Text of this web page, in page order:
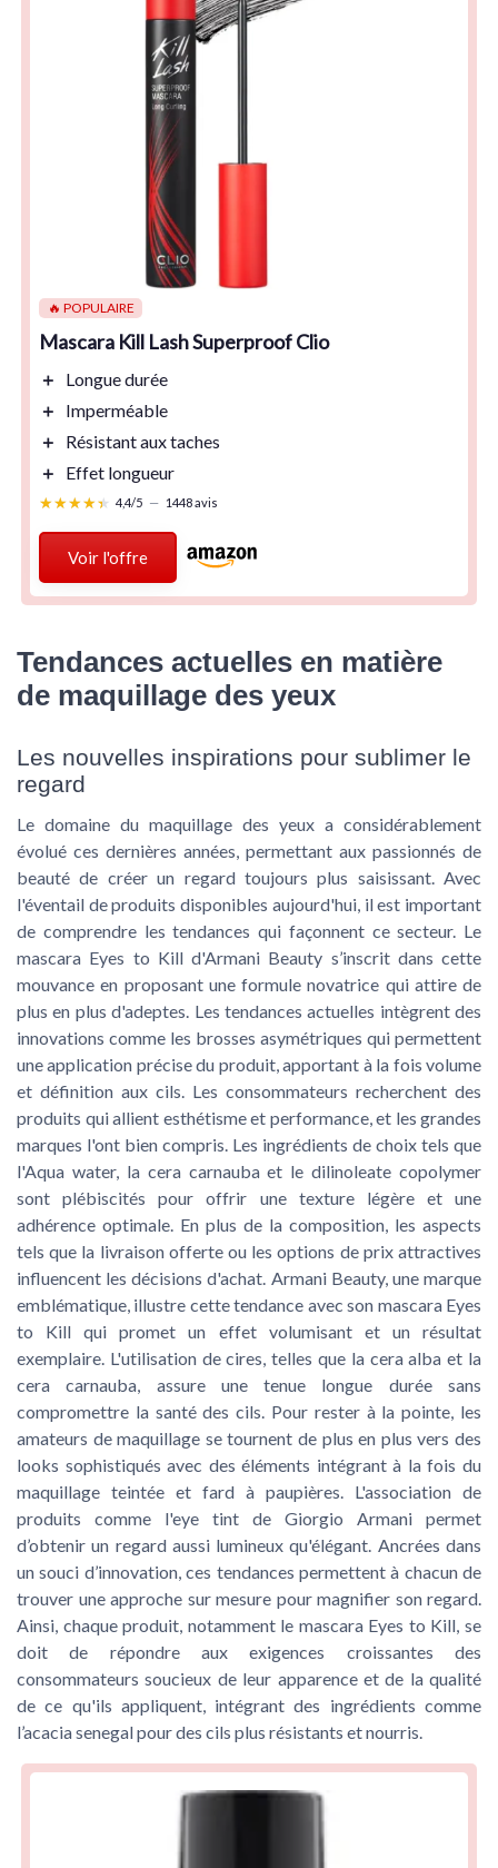
🔥 POPULAIRE
Mascara Kill Lash Superproof Clio
＋
Longue durée
＋
Imperméable
＋
Résistant aux taches
＋
Effet longueur
★★★★★
★★★★★ 4,4/5 — 1448 avis
Voir l'offre
Tendances actuelles en matière
de maquillage des yeux
Les nouvelles inspirations pour sublimer le
regard
Le domaine du maquillage des yeux a considérablement
évolué ces dernières années, permettant aux passionnés de
beauté de créer un regard toujours plus saisissant. Avec
l'éventail de produits disponibles aujourd'hui, il est important
de comprendre les tendances qui façonnent ce secteur. Le
mascara Eyes to Kill d'Armani Beauty s’inscrit dans cette
mouvance en proposant une formule novatrice qui attire de
plus en plus d'adeptes. Les tendances actuelles intègrent des
innovations comme les brosses asymétriques qui permettent
une application précise du produit, apportant à la fois volume
et définition aux cils. Les consommateurs recherchent des
produits qui allient esthétisme et performance, et les grandes
marques l'ont bien compris. Les ingrédients de choix tels que
l'Aqua water, la cera carnauba et le dilinoleate copolymer
sont plébiscités pour offrir une texture légère et une
adhérence optimale. En plus de la composition, les aspects
tels que la livraison offerte ou les options de prix attractives
influencent les décisions d'achat. Armani Beauty, une marque
emblématique, illustre cette tendance avec son mascara Eyes
to Kill qui promet un effet volumisant et un résultat
exemplaire. L'utilisation de cires, telles que la cera alba et la
cera carnauba, assure une tenue longue durée sans
compromettre la santé des cils. Pour rester à la pointe, les
amateurs de maquillage se tournent de plus en plus vers des
looks sophistiqués avec des éléments intégrant à la fois du
maquillage teintée et fard à paupières. L'association de
produits comme l'eye tint de Giorgio Armani permet
d’obtenir un regard aussi lumineux qu'élégant. Ancrées dans
un souci d’innovation, ces tendances permettent à chacun de
trouver une approche sur mesure pour magnifier son regard.
Ainsi, chaque produit, notamment le mascara Eyes to Kill, se
doit de répondre aux exigences croissantes des
consommateurs soucieux de leur apparence et de la qualité
de ce qu'ils appliquent, intégrant des ingrédients comme
l’acacia senegal pour des cils plus résistants et nourris.